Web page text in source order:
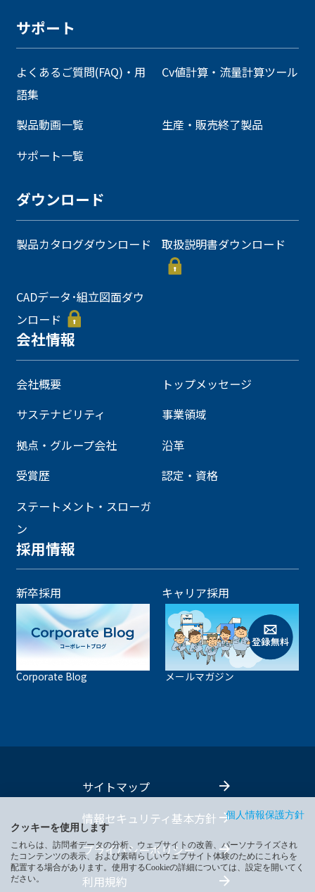
サポート
よくあるご質問(FAQ)・用
語集
Cv値計算・流量計算ツール
製品動画一覧
生産・販売終了製品
サポート一覧
ダウンロード
製品カタログダウンロード 取扱説明書ダウンロード
CADデータ･組立図面ダウ
ンロード
会社情報
会社概要
トップメッセージ
サステナビリティ
事業領域
拠点・グループ会社
沿革
受賞歴
認定・資格
ステートメント・スローガ
ン
採用情報
新卒採用 キャリア採用
Corporate Blog メールマガジン
サイトマップ
情報セキュリティ基本方針
プライバシーポリシー
利用規約
個人情報保護方針
クッキーを使用します
これらは、訪問者データの分析、ウェブサイトの改善、パーソナライズされ
たコンテンツの表示、および素晴らしいウェブサイト体験のためにこれらを
配置する場合があります。使用するCookieの詳細については、設定を開いてく
ださい。